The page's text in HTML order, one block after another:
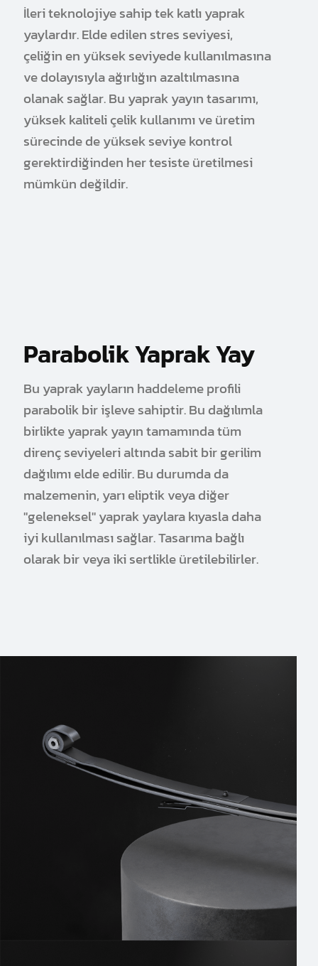
İleri teknolojiye sahip tek katlı yaprak
yaylardır. Elde edilen stres seviyesi,
çeliğin en yüksek seviyede kullanılmasına
ve dolayısıyla ağırlığın azaltılmasına
olanak sağlar. Bu yaprak yayın tasarımı,
yüksek kaliteli çelik kullanımı ve üretim
sürecinde de yüksek seviye kontrol
gerektirdiğinden her tesiste üretilmesi
mümkün değildir.
Parabolik Yaprak Yay
Bu yaprak yayların haddeleme profili
parabolik bir işleve sahiptir. Bu dağılımla
birlikte yaprak yayın tamamında tüm
direnç seviyeleri altında sabit bir gerilim
dağılımı elde edilir. Bu durumda da
malzemenin, yarı eliptik veya diğer
"geleneksel" yaprak yaylara kıyasla daha
iyi kullanılması sağlar. Tasarıma bağlı
olarak bir veya iki sertlikle üretilebilirler.